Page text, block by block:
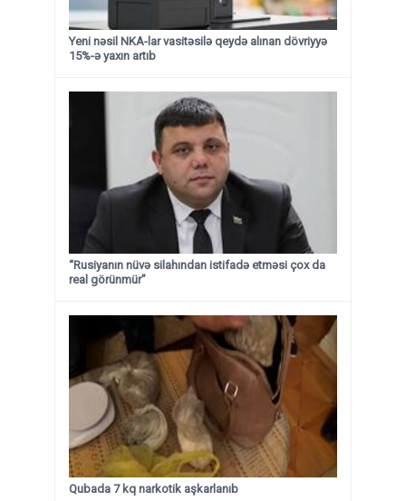
Yeni nəsil NKA-lar vasitəsilə qeydə alınan dövriyyə
15%-ə yaxın artıb
“Rusiyanın nüvə silahından istifadə etməsi çox da
real görünmür”
Qubada 7 kq narkotik aşkarlanıb